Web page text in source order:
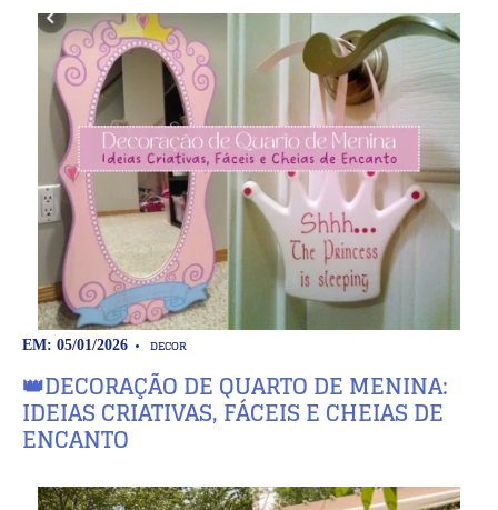
EM: 05/01/2026 DECOR
👑DECORAÇÃO DE QUARTO DE MENINA:
IDEIAS CRIATIVAS, FÁCEIS E CHEIAS DE
ENCANTO